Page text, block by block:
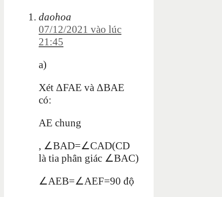
daohoa
07/12/2021 vào lúc
21:45
a)
Xét ΔFAE và ΔBAE
có:
AE chung
, ∠BAD=∠CAD(CD
là tia phân giác ∠BAC)
∠AEB=∠AEF=90 độ